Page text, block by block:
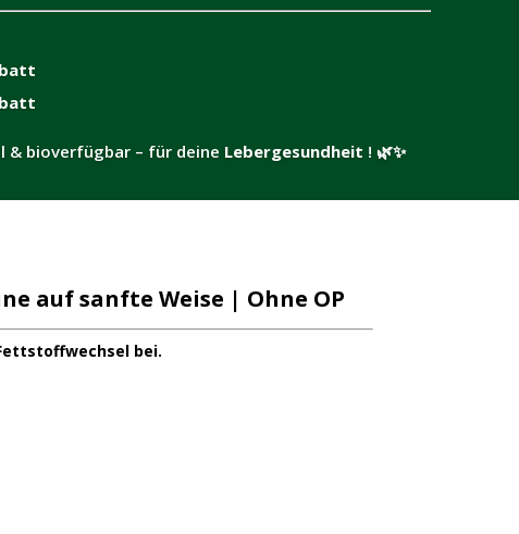
& bioverfügbar – für deine Lebergesundheit ! 🌿✨
auf sanfte Weise | Ohne OP
bei.